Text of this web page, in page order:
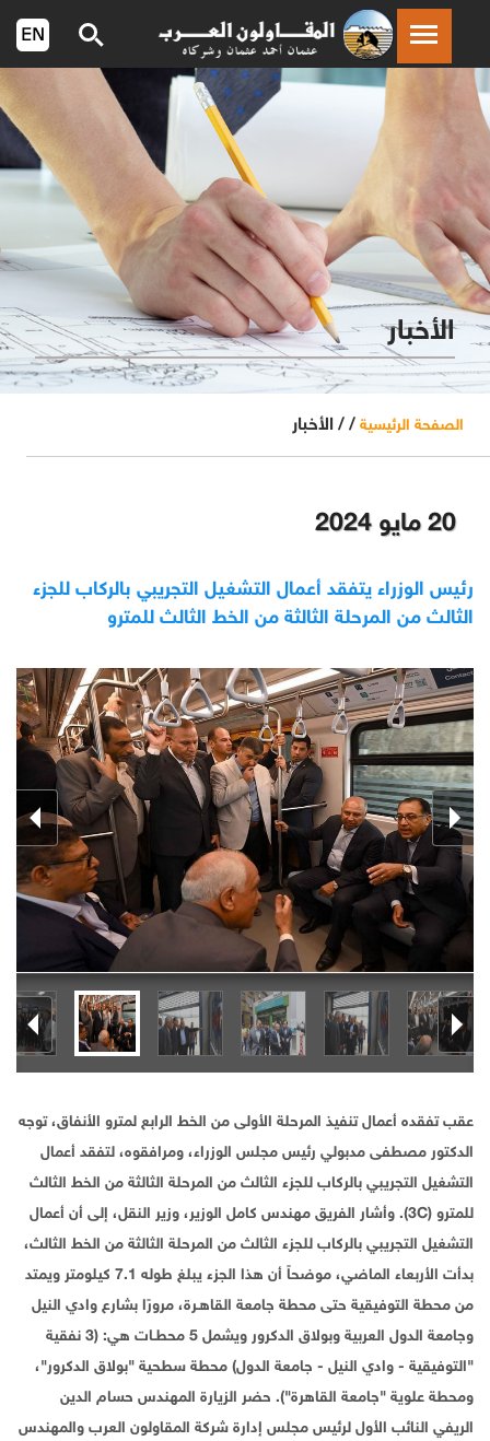
الأخبار
الصفحة الرئيسية / / الأخبار
20 مايو 2024
رئيس الوزراء يتفقد أعمال التشغيل التجريبي بالركاب للجزء
الثالث من المرحلة الثالثة من الخط الثالث للمترو
عقب تفقده أعمال تنفيذ المرحلة الأولى من الخط الرابع لمترو الأنفاق، توجه
الدكتور مصطفى مدبولي رئيس مجلس الوزراء، ومرافقوه، لتفقد أعمال
التشغيل التجريبي بالركاب للجزء الثالث من المرحلة الثالثة من الخط الثالث
للمترو (3C). وأشار الفريق مهندس كامل الوزير، وزير النقل، إلى أن أعمال
التشغيل التجريبي بالركاب للجزء الثالث من المرحلة الثالثة من الخط الثالث،
بدأت الأربعاء الماضي، موضحاً أن هذا الجزء يبلغ طوله 7.1 كيلومتر ويمتد
من محطة التوفيقية حتى محطة جامعة القاهـرة، مرورًا بشارع وادي النيل
وجامعة الدول العربية وبولاق الدكرور ويشمل 5 محطـات هي: (3 نفقية
"التوفيقية - وادي النيل - جامعة الدول) محطة سطحية "بولاق الدكرور"،
ومحطة علوية "جامعة القاهرة"). حضر الزيارة المهندس حسام الدين
الريفي النائب الأول لرئيس مجلس إدارة شركة المقاولون العرب والمهندس